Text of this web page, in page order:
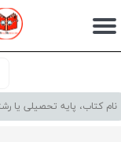
حساب کاربری من
سفارشات